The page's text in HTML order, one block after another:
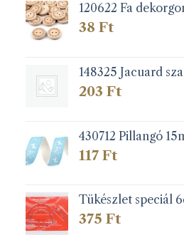
120622 Fa
38 Ft
148325 Jacuard
203 Ft
430712 Pillangó
117 Ft
Tükészlet speciál
375 Ft